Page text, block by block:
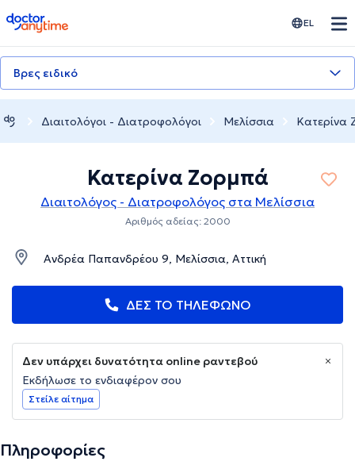
doctoranytime EL
Βρες ειδικό
Διαιτολόγοι - Διατροφολόγοι Μελίσσια Κατερίνα
Κατερίνα Ζορμπά
Διαιτολόγος - Διατροφολόγος στα Μελίσσια
Αριθμός αδείας: 2000
Ανδρέα Παπανδρέου 9, Μελίσσια, Αττική
ΔΕΣ ΤΟ ΤΗΛΕΦΩΝΟ
Δεν υπάρχει δυνατότητα online ραντεβού
Εκδήλωσε το ενδιαφέρον σου
Στείλε αίτημα
Πληροφορίες